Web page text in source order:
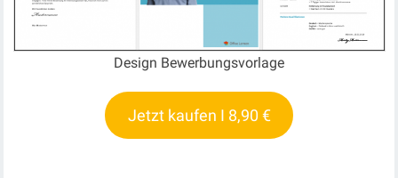
Design Bewerbungsvorlage
Jetzt kaufen I 8,90 €